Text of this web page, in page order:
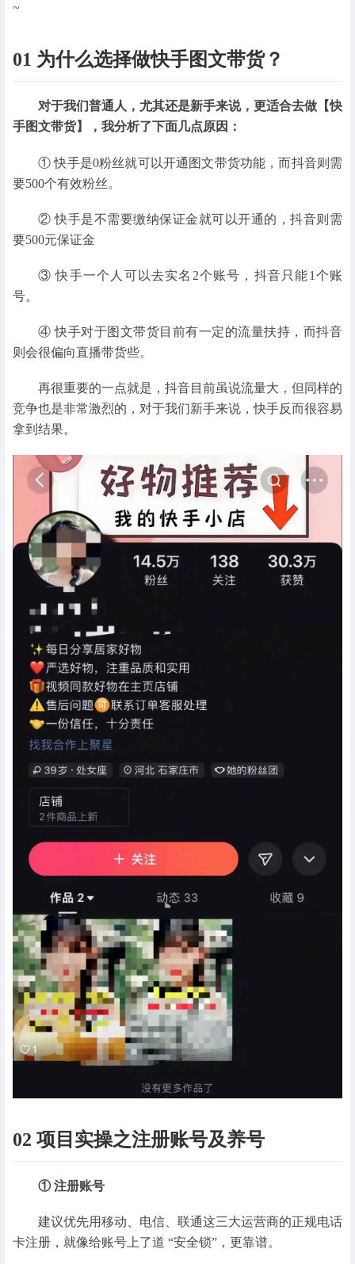
~
01 为什么选择做快手图文带货？
对于我们普通人，尤其还是新手来说，更适合去做【快
手图文带货】，我分析了下面几点原因：
① 快手是0粉丝就可以开通图文带货功能，而抖音则需
要500个有效粉丝。
② 快手是不需要缴纳保证金就可以开通的，抖音则需
要500元保证金
③ 快手一个人可以去实名2个账号，抖音只能1个账
号。
④ 快手对于图文带货目前有一定的流量扶持，而抖音
则会很偏向直播带货些。
再很重要的一点就是，抖音目前虽说流量大，但同样的
竞争也是非常激烈的，对于我们新手来说，快手反而很容易
拿到结果。
02 项目实操之注册账号及养号
① 注册账号
建议优先用移动、电信、联通这三大运营商的正规电话
卡注册，就像给账号上了道 “安全锁”，更靠谱。